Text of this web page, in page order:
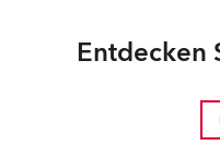
Entdecken